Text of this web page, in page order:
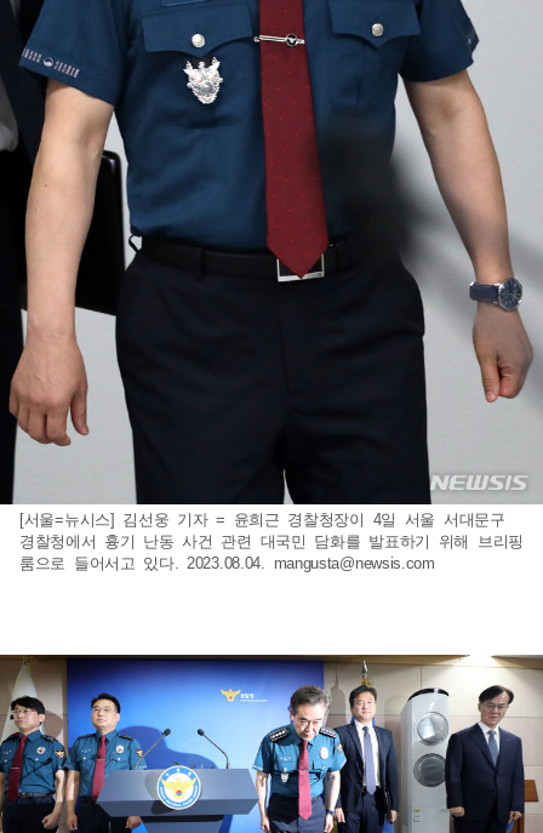
[서울=뉴시스] 김선웅 기자 = 윤희근 경찰청장이 4일 서울 서대문구
경찰청에서 흉기 난동 사건 관련 대국민 담화를 발표하기 위해 브리핑
룸으로 들어서고 있다. 2023.08.04. mangusta@newsis.com